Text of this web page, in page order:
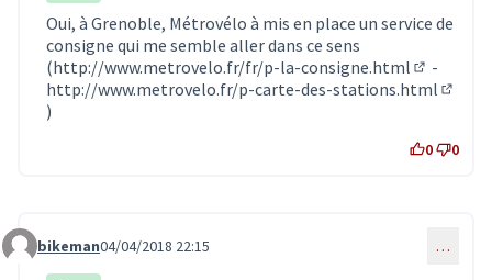
Oui, à Grenoble, Métrovélo à mis en place un service de
consigne qui me semble aller dans ce sens
(http://www.metrovelo.fr/fr/p-la-consigne.html
(Lien
-
http://www.metrovelo.fr/p-carte-des-stations.html
)
0 0
Commentaire 449
bikeman04/04/2018 22:15 …